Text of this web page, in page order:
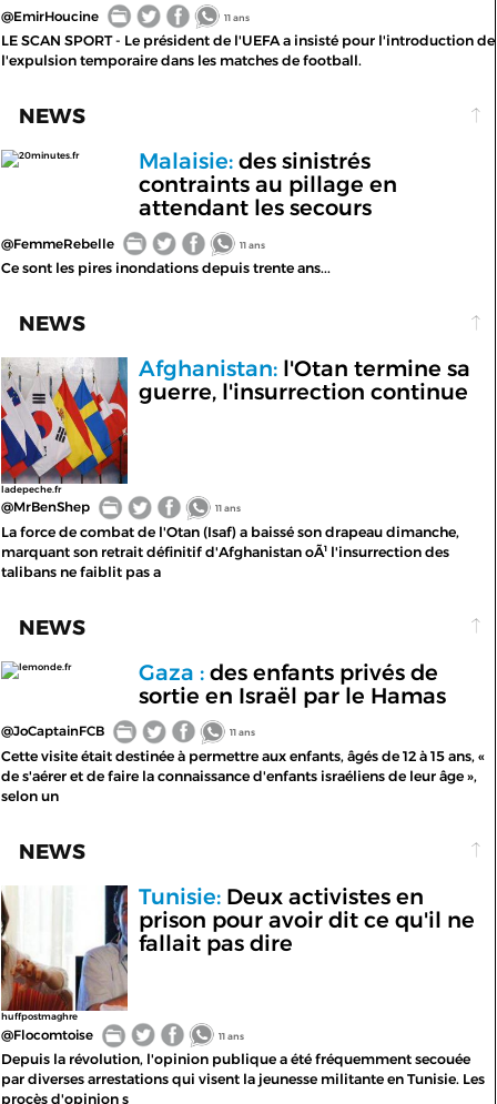
@EmirHoucine 11 ans
LE SCAN SPORT - Le président de l'UEFA a insisté pour l'introduction de
l'expulsion temporaire dans les matches de football.
NEWS
20minutes.fr Malaisie:des sinistrés
contraints au pillage en
attendant les secours
@FemmeRebelle 11 ans
Ce sont les pires inondations depuis trente ans...
NEWS
ladepeche.fr
Afghanistan:l'Otan termine sa
guerre, l'insurrection continue
@MrBenShep 11 ans
La force de combat de l'Otan (Isaf) a baissé son drapeau dimanche,
marquant son retrait définitif d'Afghanistan oÃ¹ l'insurrection des
talibans ne faiblit pas a
NEWS
lemonde.fr Gaza :des enfants privés de
sortie en Israël par le Hamas
@JoCaptainFCB 11 ans
Cette visite était destinée à permettre aux enfants, âgés de 12 à 15 ans, «
de s'aérer et de faire la connaissance d'enfants israéliens de leur âge »,
selon un
NEWS
huffpostmaghre
Tunisie:Deux activistes en
prison pour avoir dit ce qu'il ne
fallait pas dire
@Flocomtoise 11 ans
Depuis la révolution, l'opinion publique a été fréquemment secouée
par diverses arrestations qui visent la jeunesse militante en Tunisie. Les
procès d'opinion s